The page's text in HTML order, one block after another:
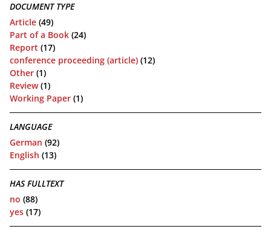
DOCUMENT TYPE
Article (49)
Part of a Book (24)
Report (17)
conference proceeding (article) (12)
Other (1)
Review(1)
Working Paper (1)
LANGUAGE
German (92)
English (13)
HAS FULLTEXT
no (88)
yes (17)